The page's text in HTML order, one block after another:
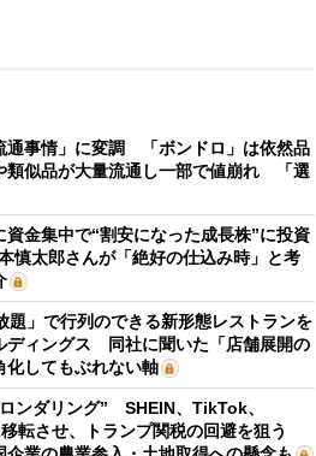
通事情」に変調 「ボンドロ」は依然品
類似品が大量流通し一部で値崩れ 「選
金集中で“割安になった成長株”に投資
太郎さんが「絶好の仕込み時」と考
題」で行列のできる新形態レストランを
ディングス 同社に聞いた「店舗展開の
化してもぶれない軸
ンダリング” SHEIN、TikTok、
転させ、トランプ関税の回避を狙う